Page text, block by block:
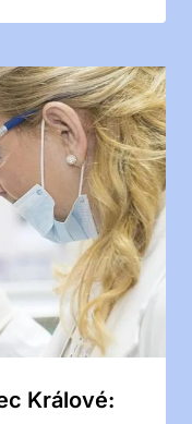
Králové: